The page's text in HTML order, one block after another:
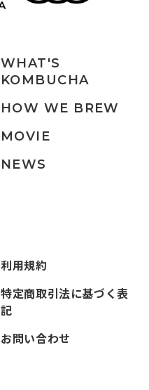
WHAT'S
KOMBUCHA
HOW WE BREW
MOVIE
NEWS
利用規約
特定商取引法に基づく表
記
お問い合わせ